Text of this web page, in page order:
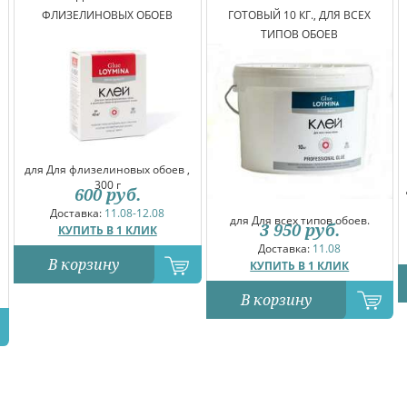
ФЛИЗЕЛИНОВЫХ ОБОЕВ
для Для флизелиновых обоев ,
300 г
Доставка: 11.08-12.08
КУПИТЬ В 1 КЛИК
600 руб.
В корзину
ГОТОВЫЙ 10 КГ., ДЛЯ ВСЕХ
ТИПОВ ОБОЕВ
для Для всех типов обоев.
Доставка: 11.08
КУПИТЬ В 1 КЛИК
3 950 руб.
В корзину